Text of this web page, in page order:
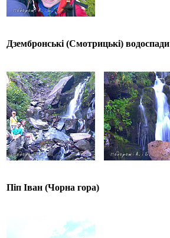
Дзембронські (Смотрицькі) водоспади
Піп Іван (Чорна гора)